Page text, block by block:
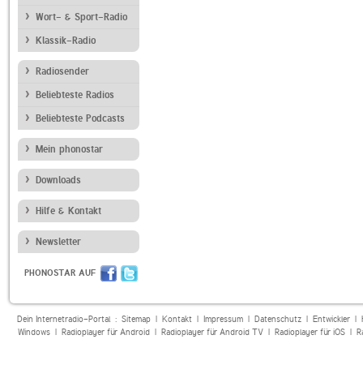
Wort- & Sport-Radio
Klassik-Radio
Radiosender
Beliebteste Radios
Beliebteste Podcasts
Mein phonostar
Downloads
Hilfe & Kontakt
Newsletter
PHONOSTAR AUF
Dein Internetradio-Portal : Sitemap| Kontakt| Impressum| Datenschutz| Entwickler|
Windows| Radioplayer für Android| Radioplayer für Android TV| Radioplayer für iOS|